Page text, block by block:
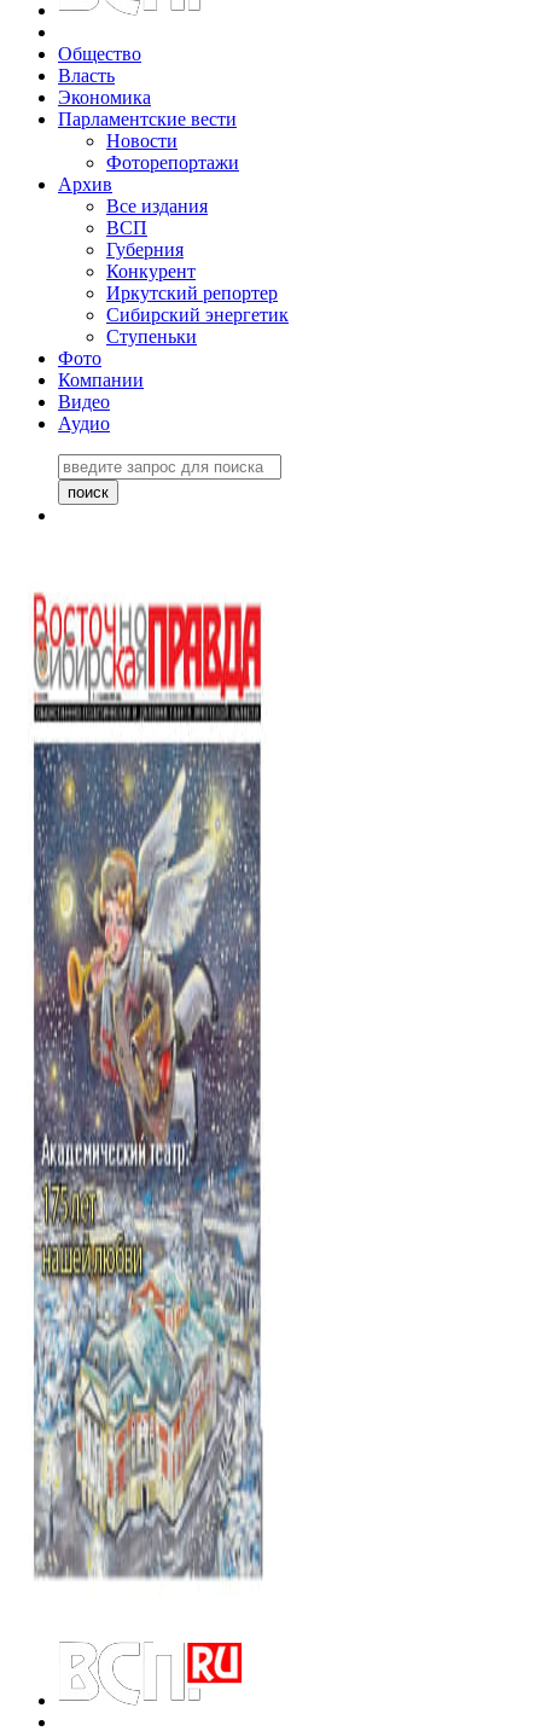
Общество
Власть
Экономика
Парламентские вести
Новости
Фоторепортажи
Архив
Все издания
ВСП
Губерния
Конкурент
Иркутский репортер
Сибирский энергетик
Ступеньки
Фото
Компании
Видео
Аудио